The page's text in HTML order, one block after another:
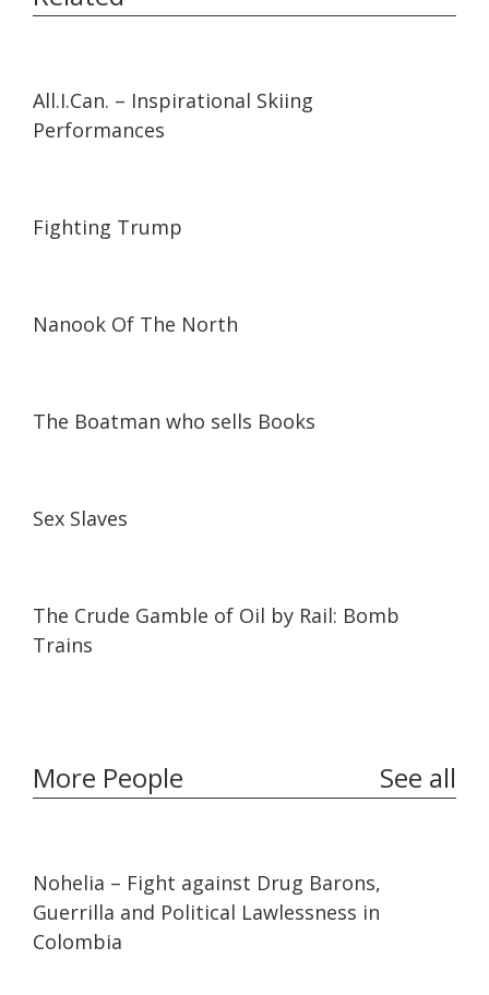
All.I.Can. – Inspirational Skiing
Performances
Fighting Trump
Nanook Of The North
The Boatman who sells Books
Sex Slaves
The Crude Gamble of Oil by Rail: Bomb
Trains
More People See all
Nohelia – Fight against Drug Barons,
Guerrilla and Political Lawlessness in
Colombia